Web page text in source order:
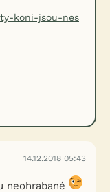
koni-jsou-nes
14.12.2018 05:43
neohrabané